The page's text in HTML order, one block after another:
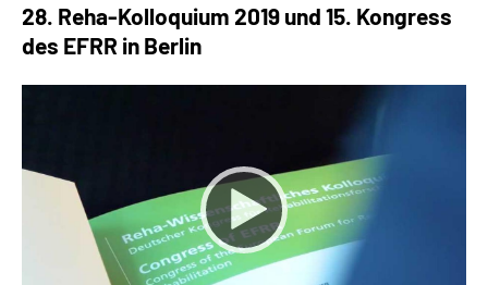
Suche
Leichte Sprache
28. Reha-Kolloquium 2019 und 15. Kongress
des EFRR in Berlin